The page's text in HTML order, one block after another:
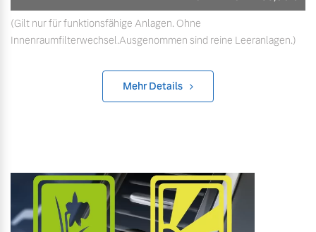
(Gilt nur für funktionsfähige Anlagen. Ohne
Innenraumfilterwechsel.Ausgenommen sind reine Leeranlagen.)
Mehr Details